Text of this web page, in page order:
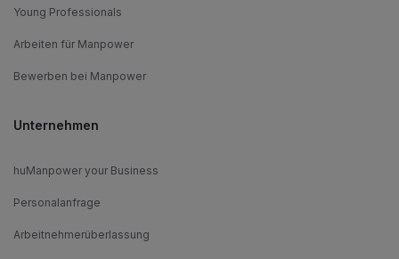
Young Professionals
Arbeiten für Manpower
Bewerben bei Manpower
Unternehmen
huManpower your Business
Personalanfrage
Arbeitnehmerüberlassung